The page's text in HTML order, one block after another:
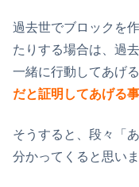
過去世でブロックを
たりする場合は、過
一緒に行動してあげる
だと証明してあげる事
そうすると、段々「
分かってくると思いま